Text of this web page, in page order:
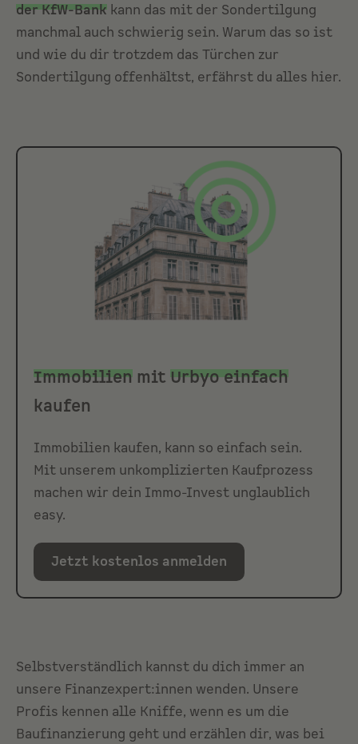
der KfW-Bank kann das mit der Sondertilgung
manchmal auch schwierig sein. Warum das so ist
und wie du dir trotzdem das Türchen zur
Sondertilgung offenhältst, erfährst du alles hier.
Immobilien mit Urbyo einfach
kaufen
Immobilien kaufen, kann so einfach sein.
Mit unserem unkomplizierten Kaufprozess
machen wir dein Immo-Invest unglaublich
easy.
Jetzt kostenlos anmelden
Selbstverständlich kannst du dich immer an
unsere Finanzexpert:innen wenden. Unsere
Profis kennen alle Kniffe, wenn es um die
Baufinanzierung geht und erzählen dir, was bei